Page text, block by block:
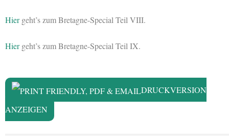
Hiergeht’s zum Bretagne-Special Teil VIII.
Hiergeht’s zum Bretagne-Special Teil IX.
DRUCKVERSION
ANZEIGEN